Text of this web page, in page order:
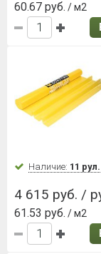
60.67 руб. / м2
Наличие: 11 рул.
4 615 руб. /
61.53 руб. / м2